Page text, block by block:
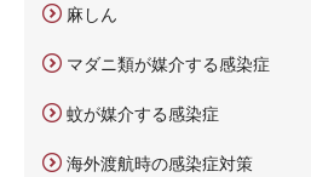
麻しん
マダニ類が媒介する感染症
蚊が媒介する感染症
海外渡航時の感染症対策